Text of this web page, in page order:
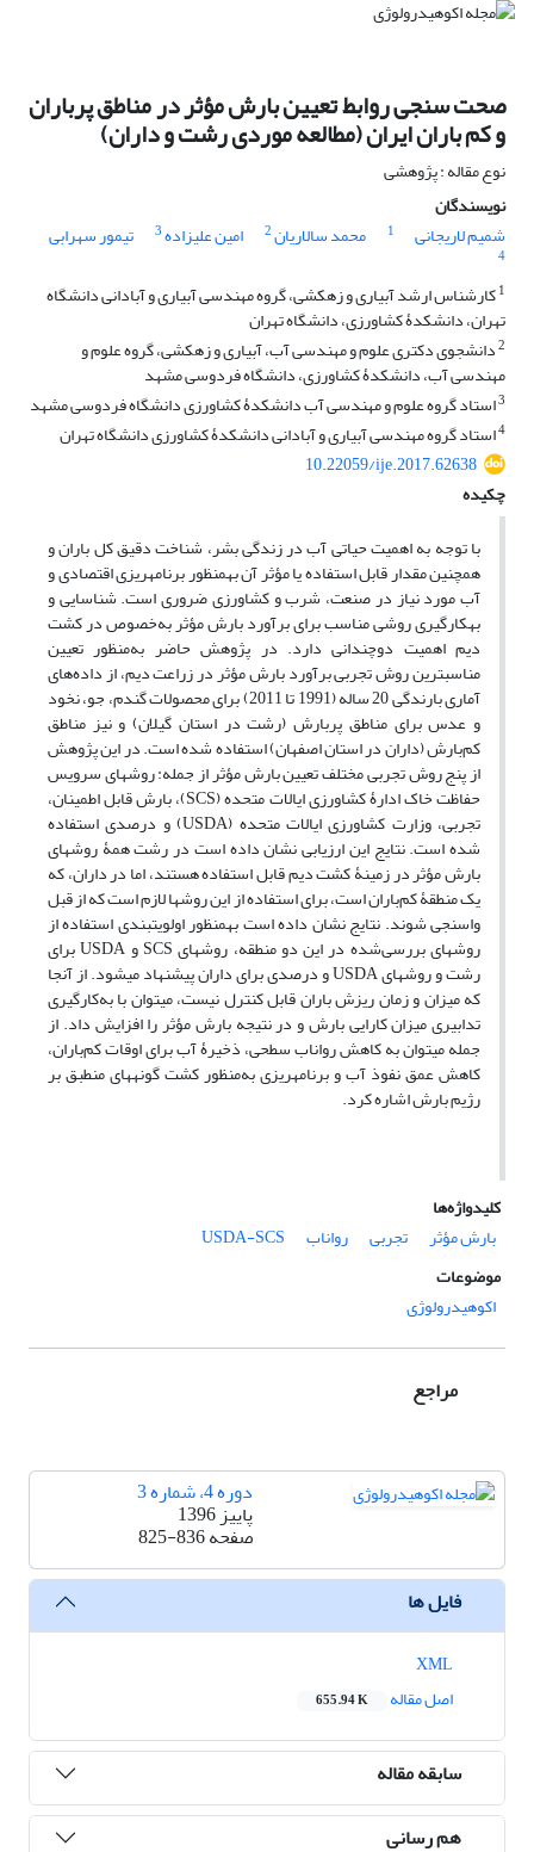
صحت سنجی روابط تعیین بارش مؤثر در مناطق پرباران
و کم باران ایران (مطالعه موردی رشت و داران)
نوع مقاله : پژوهشی
نویسندگان
شمیم لاریجانی
1 محمد سالاریان2 امین علیزاده3 تیمور سهرابی
4
1کارشناس ارشد آبیاری و زهکشی، گروه مهندسی آبیاری و آبادانی دانشگاه
تهران، دانشکدۀ کشاورزی، دانشگاه تهران
2دانشجوی دکتری علوم و مهندسی آب، آبیاری و زهکشی، گروه علوم و
مهندسی آب، دانشکدۀ کشاورزی، دانشگاه فردوسی مشهد
3استاد گروه علوم و مهندسی آب دانشکدۀ کشاورزی دانشگاه فردوسی مشهد
4استاد گروه مهندسی آبیاری و آبادانی دانشکدۀ کشاورزی دانشگاه تهران
10.22059/ije.2017.62638
چکیده
با توجه به اهمیت حیاتی آب در زندگی بشر، شناخت دقیق کل باران و
همچنین مقدار قابل استفاده یا مؤثر آن به‏منظور برنامه‏ریزی اقتصادی و
آب مورد نیاز در صنعت، شرب و کشاورزی ضروری است. شناسایی و
به‏کارگیری روشی مناسب برای برآورد بارش مؤثر به‌خصوص در کشت
دیم اهمیت دوچندانی دارد. در پژوهش حاضر به‌منظور تعیین
مناسب‏ترین روش تجربی برآورد بارش مؤثر در زراعت دیم، از داده‌های
آماری بارندگی 20 ساله (1991 تا 2011) برای محصولات گندم، جو، نخود
و عدس برای مناطق پربارش (رشت در استان گیلان) و نیز مناطق
کم‌بارش (داران در استان اصفهان) استفاده شده است. در این پژوهش
از پنج روش‏ تجربی مختلف تعیین بارش مؤثر از جمله: روش‏های سرویس
حفاظت خاک ادارۀ کشاورزی ایالات متحده (SCS)، بارش قابل اطمینان،
تجربی، وزارت کشاورزی ایالات متحده (USDA) و درصدی استفاده
شده است. نتایج این ارزیابی نشان داده است در رشت همۀ روش‏های
بارش مؤثر در زمینۀ کشت دیم قابل استفاده هستند، اما در داران، که
یک منطقۀ کم‌باران است، برای استفاده از این روش‏ها لازم است که از قبل
واسنجی شوند. نتایج نشان داده است به‏منظور اولویت‏بندی استفاده از
روش‏های بررسی‌شده در این دو منطقه، روش‏های SCS و USDA برای
رشت و روش‏های USDA و درصدی برای داران پیشنهاد می‏شود. از آنجا
که میزان و زمان ریزش باران قابل کنترل نیست، می‏توان با به‌کارگیری
تدابیری میزان کارایی بارش و در نتیجه بارش مؤثر را افزایش داد. از
جمله می‏توان به کاهش رواناب سطحی، ذخیرۀ آب برای اوقات کم‌باران،
کاهش عمق نفوذ آب و برنامه‏ریزی به‌منظور کشت گونه‏های منطبق بر
رژیم بارش اشاره کرد.
کلیدواژه‌ها
بارش مؤثر
تجربی رواناب
USDA-SCS
موضوعات
اکوهیدرولوژی
مراجع
دوره 4، شماره 3
پاییز 1396
صفحه825-836
فایل ها
اصل مقاله
655.94 K
سابقه مقاله
هم رسانی